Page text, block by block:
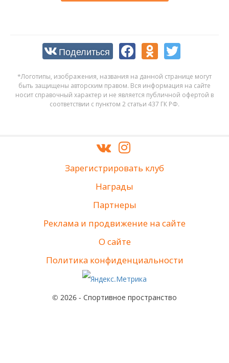
Поделиться
*Логотипы, изображения, названия на данной странице могут
быть защищены авторским правом. Вся информация на сайте
носит справочный характер и не является публичной офертой в
соответствии с пунктом 2 статьи 437 ГК РФ.
Зарегистрировать клуб
Награды
Партнеры
Реклама и продвижение на сайте
О сайте
Политика конфиденциальности
© 2026 - Спортивное пространство